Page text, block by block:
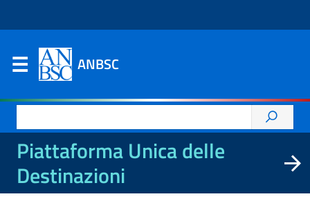
ANBSC
per:
Piattaforma Unica delle
Destinazioni